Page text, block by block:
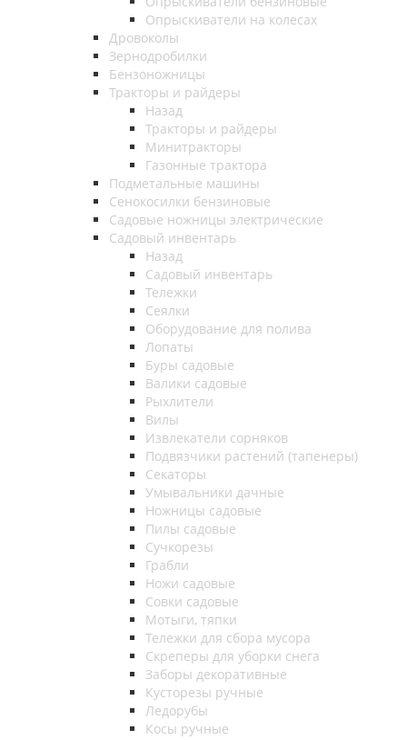
Опрыскиватели на колесах
Дровоколы
Зернодробилки
Бензоножницы
Тракторы и райдеры
Назад
Тракторы и райдеры
Минитракторы
Газонные трактора
Подметальные машины
Сенокосилки бензиновые
Садовые ножницы электрические
Садовый инвентарь
Назад
Садовый инвентарь
Тележки
Сеялки
Оборудование для полива
Лопаты
Буры садовые
Валики садовые
Рыхлители
Вилы
Извлекатели сорняков
Подвязчики растений (тапенеры)
Секаторы
Умывальники дачные
Ножницы садовые
Пилы садовые
Сучкорезы
Грабли
Ножи садовые
Совки садовые
Мотыги, тяпки
Тележки для сбора мусора
Скреперы для уборки снега
Заборы декоративные
Кусторезы ручные
Ледорубы
Косы ручные